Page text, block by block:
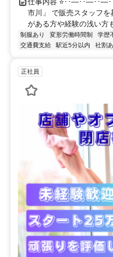
市川」 で販売スタッフ
がある方や経験の浅い方
制服あり 変形労働時間制 学歴
交通費支給
駅近5分以内 社割
正社員